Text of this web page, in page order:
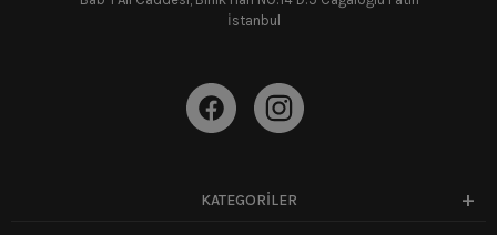
İstanbul
KATEGORİLER